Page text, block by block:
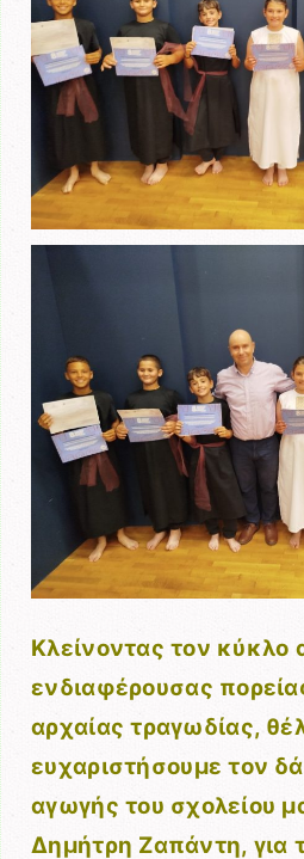
Κλείνοντας τον κύκλο
ενδιαφέρουσας
αρχαίας τραγωδίας,
ευχαριστήσουμε τον
αγωγής του σχολείου
Δημήτρη Ζαπάντη, για